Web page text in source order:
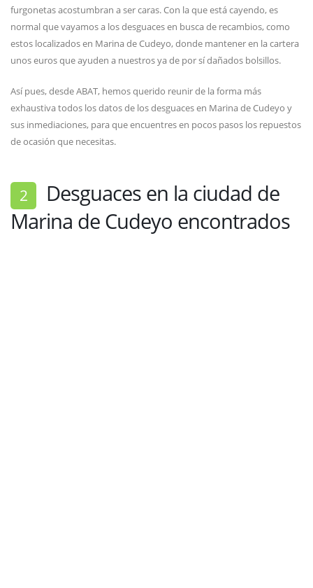
furgonetas acostumbran a ser caras. Con la que está cayendo, es
normal que vayamos a los desguaces en busca de recambios, como
estos localizados en Marina de Cudeyo, donde mantener en la cartera
unos euros que ayuden a nuestros ya de por sí dañados bolsillos.
Así pues, desde ABAT, hemos querido reunir de la forma más
exhaustiva todos los datos de los desguaces en Marina de Cudeyo y
sus inmediaciones, para que encuentres en pocos pasos los repuestos
de ocasión que necesitas.
2 Desguaces en la ciudad de
Marina de Cudeyo encontrados